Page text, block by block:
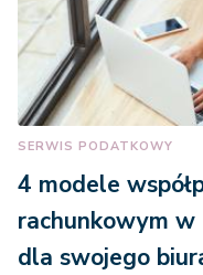
SERWIS PODATKOWY
4 modele
rachunkowym
dla swojego